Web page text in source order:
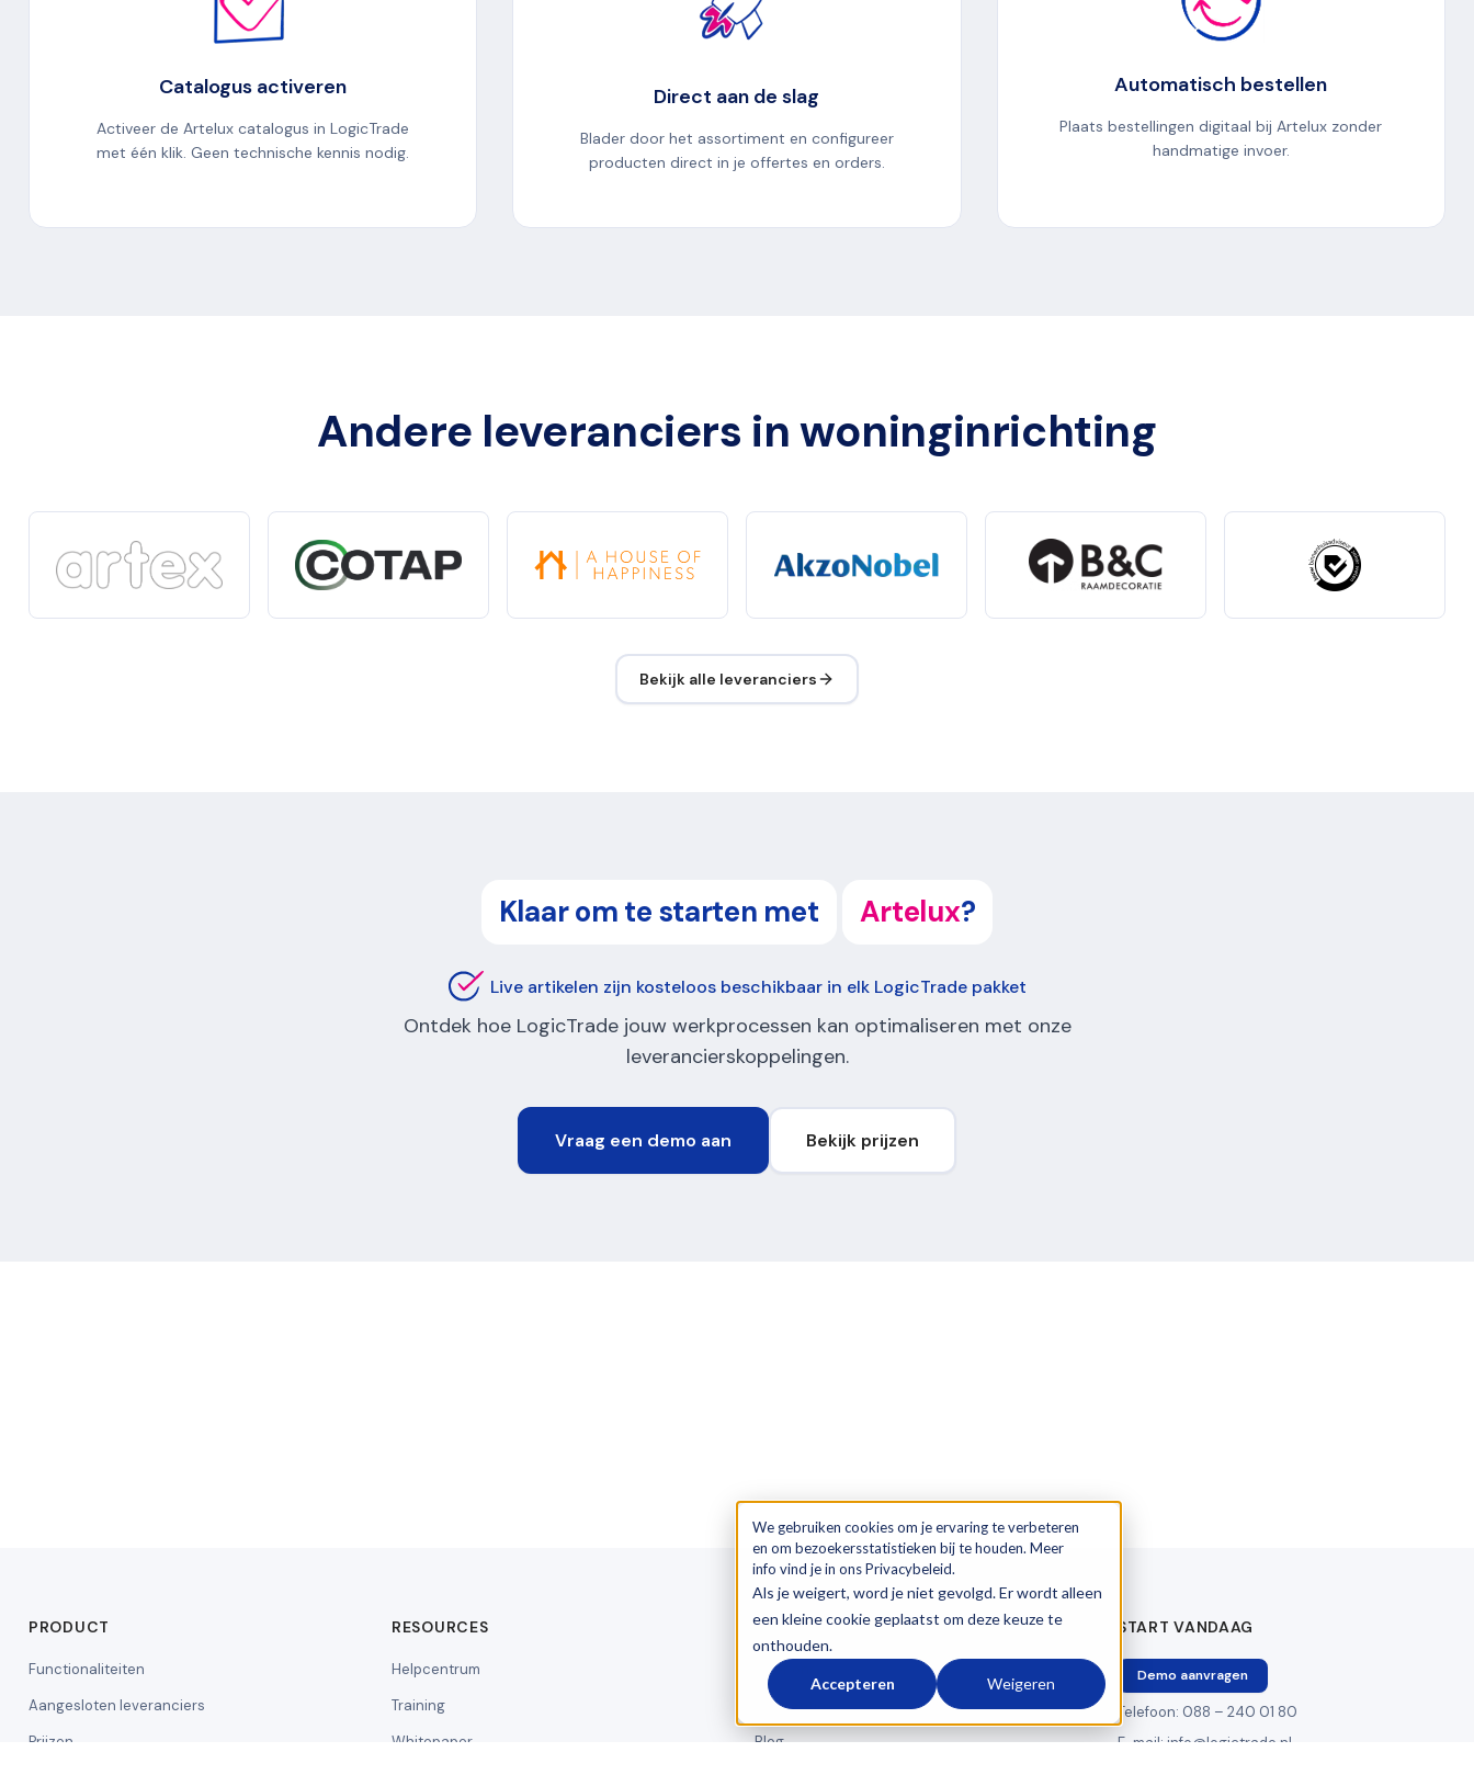
We gebruiken cookies om je ervaring te verbeteren
en om bezoekersstatistieken bij te houden. Meer
info vind je in ons Privacybeleid.
Als je weigert, word je niet gevolgd. Er wordt alleen
een kleine cookie geplaatst om deze keuze te
onthouden.
Accepteren Weigeren
Catalogus activeren
Activeer de Artelux catalogus in LogicTrade
met één klik. Geen technische kennis nodig.
Direct aan de slag
Blader door het assortiment en configureer
producten direct in je offertes en orders.
Automatisch bestellen
Plaats bestellingen digitaal bij Artelux zonder
handmatige invoer.
Andere leveranciers in woninginrichting
Bekijk alle leveranciers
Klaar om te starten met Artelux?
Live artikelen zijn kosteloos beschikbaar in elk LogicTrade pakket
Ontdek hoe LogicTrade jouw werkprocessen kan optimaliseren met onze
leverancierskoppelingen.
Vraag een demo aan Bekijk prijzen
PRODUCT
Functionaliteiten
Aangesloten leveranciers
Prijzen
RESOURCES
Helpcentrum
Training
Whitepaper
OVER LOGICTRADE
Over ons
Referenties
Blog
START VANDAAG
Demo aanvragen
Telefoon: 088 – 240 01 80
E-mail: info@logictrade.nl